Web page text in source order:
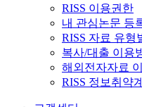
RISS 이용권한
내 관심논문 등
RISS 자료 유형
복사/대출 이용
해외전자자료
RISS 정보취약